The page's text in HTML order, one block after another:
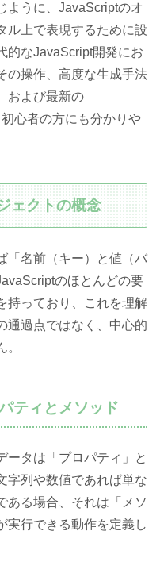
ように、JavaScriptのオ
ル上で表現するために設
的なJavaScript開発にお
の操作、高度な生成手法
および最新の
心者の方にも分かりや
ェクトの概念
「名前（キー）と値（バ
のほとんどの要
持っており、これを理解
通過点ではなく、中心的
ティとメソッド
ータは「プロパティ」と
字列や数値であれば単な
ある場合、それは「メソ
実行できる動作を定義し